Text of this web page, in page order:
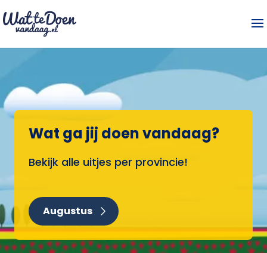
Wat ga jij doen vandaag?
Bekijk alle uitjes per provincie!
Augustus